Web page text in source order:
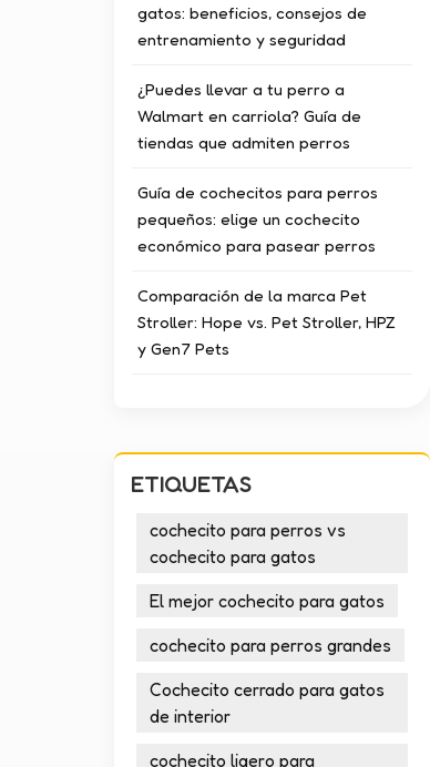
gatos: beneficios, consejos de
entrenamiento y seguridad
¿Puedes llevar a tu perro a
Walmart en carriola? Guía de
tiendas que admiten perros
Guía de cochecitos para perros
pequeños: elige un cochecito
económico para pasear perros
Comparación de la marca Pet
Stroller: Hope vs. Pet Stroller, HPZ
y Gen7 Pets
ETIQUETAS
cochecito para perros vs
cochecito para gatos
El mejor cochecito para gatos
cochecito para perros grandes
Cochecito cerrado para gatos
de interior
cochecito ligero para